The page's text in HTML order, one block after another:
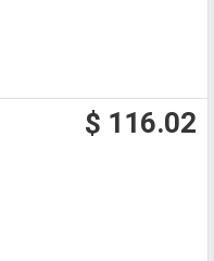
$ 116.02